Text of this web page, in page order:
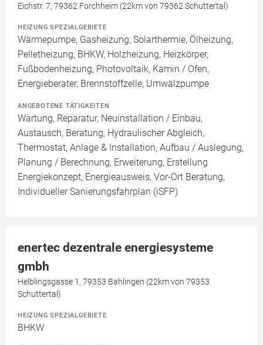
Eichstr. 7, 79362 Forchheim (22km von 79362 Schuttertal)
HEIZUNG SPEZIALGEBIETE
Wärmepumpe, Gasheizung, Solarthermie, Ölheizung,
Pelletheizung, BHKW, Holzheizung, Heizkörper,
Fußbodenheizung, Photovoltaik, Kamin / Ofen,
Energieberater, Brennstoffzelle, Umwälzpumpe
ANGEBOTENE TÄTIGKEITEN
Wartung, Reparatur, Neuinstallation / Einbau,
Austausch, Beratung, Hydraulischer Abgleich,
Thermostat, Anlage & Installation, Aufbau / Auslegung,
Planung / Berechnung, Erweiterung, Erstellung
Energiekonzept, Energieausweis, Vor-Ort Beratung,
Individueller Sanierungsfahrplan (iSFP)
enertec dezentrale energiesysteme
gmbh
Helblingsgasse 1, 79353 Bahlingen (22km von 79353
Schuttertal)
HEIZUNG SPEZIALGEBIETE
BHKW